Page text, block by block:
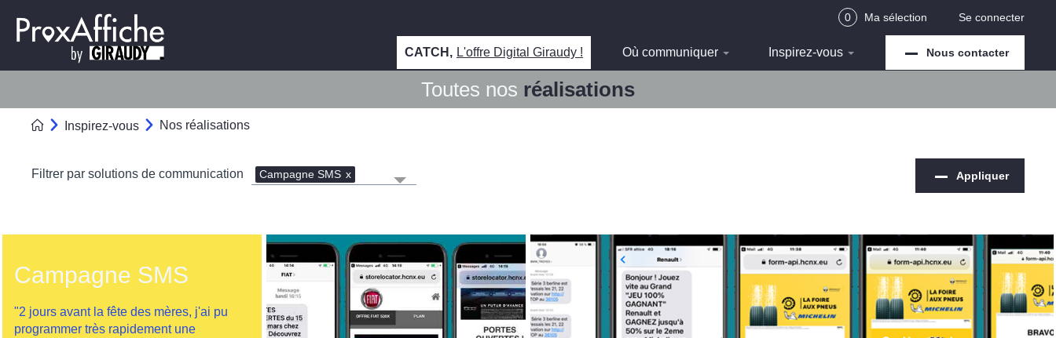
0 Ma sélection Se connecter
CATCH, L'offre Digital Giraudy ! Où communiquer Inspirez-vous Nous contacter
Toutes nos réalisations
Inspirez-vous Nos réalisations
Filtrer par solutions de communication Campagne SMS x Appliquer
Campagne SMS
"2 jours avant la fête des mères, j'ai pu
programmer très rapidement une